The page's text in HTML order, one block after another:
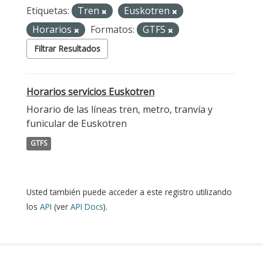
Etiquetas: Tren
Euskotren
Horarios
Formatos: GTFS
Filtrar Resultados
Horarios servicios Euskotren
Horario de las líneas tren, metro, tranvía y
funicular de Euskotren
GTFS
Usted también puede acceder a este registro utilizando
los API (ver API Docs).